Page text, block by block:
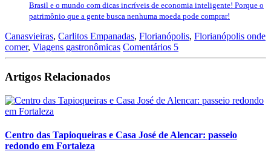
Brasil e o mundo com dicas incríveis de economia inteligente! Porque o
patrimônio que a gente busca nenhuma moeda pode comprar!
Canasvieiras, Carlitos Empanadas, Florianópolis, Florianópolis onde
comer, Viagens gastronômicas Comentários 5
Artigos Relacionados
Centro das Tapioqueiras e Casa José de Alencar: passeio
redondo em Fortaleza